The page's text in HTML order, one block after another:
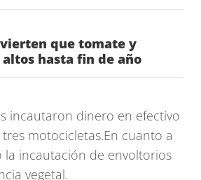
que tomate y
hasta fin de año
incautaron dinero en efectivo
motocicletas.En cuanto a
la incautación de envoltorios
vegetal.